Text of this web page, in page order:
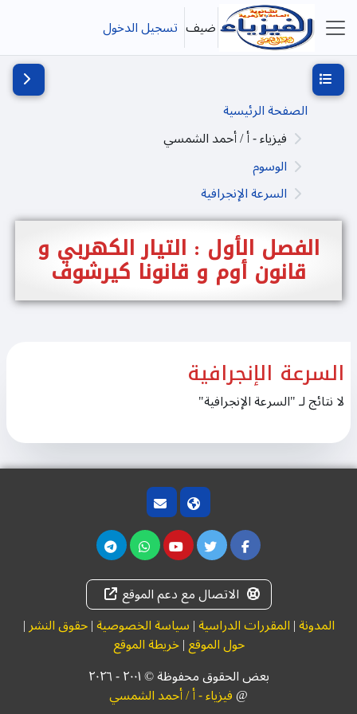
تخطى إلى المحتوى الرئيسي
واجهة جانبية
ضيف تسجيل الدخول
الصفحة الرئيسية
فيزياء - أ / أحمد الشمسي
الوسوم
السرعة الإنجرافية
الفصل الأول : التيار الكهربي و
قانون أوم و قانونا كيرشوف
فتح فهرس المقرر فتح
السرعة الإنجرافية
لا نتائج لـ "السرعة الإنجرافية"
الاتصال مع دعم الموقع
المدونة|المقررات الدراسية|سياسة الخصوصية|حقوق النشر|
حول الموقع|خريطة الموقع
بعض الحقوق محفوظة © ۲۰۰١ - ٢٠٢٦
@فيزياء - أ / أحمد الشمسي